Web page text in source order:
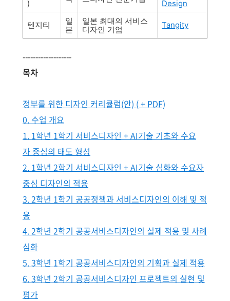
) Design
텐지티
일
본
일본 최대의 서비스
디자인 기업
Tangity
-------------------
목차
정부를 위한 디자인 커리큘럼(안) ( + PDF)
0. 수업 개요
1. 1학년 1학기 서비스디자인 + AI기술 기초와 수요
자 중심의 태도 형성
2. 1학년 2학기 서비스디자인 + AI기술 심화와 수요자
중심 디자인의 적용
3. 2학년 1학기 공공정책과 서비스디자인의 이해 및 적
용
4. 2학년 2학기 공공서비스디자인의 실제 적용 및 사례
심화
5. 3학년 1학기 공공서비스디자인의 기획과 실제 적용
6. 3학년 2학기 공공서비스디자인 프로젝트의 실현 및
평가